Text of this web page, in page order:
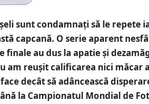
sunt condamnați să le repete
capcană. O serie aparent
au dus la apatie și
am reușit calificarea nici măcar
decât să adâncească
la Campionatul Mondial de